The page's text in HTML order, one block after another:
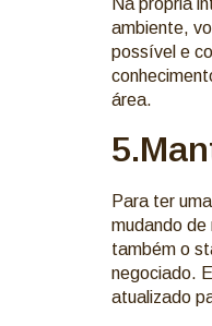
Na própria
ambiente,
possível e
área.
Para ter
mudando
também o
negociado.
atualizado